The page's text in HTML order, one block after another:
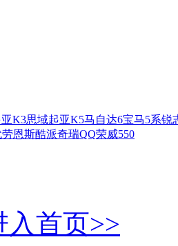
亚K3思域起亚K5马自达6宝马5系锐
恩斯酷派奇瑞QQ荣威550
入首页>>